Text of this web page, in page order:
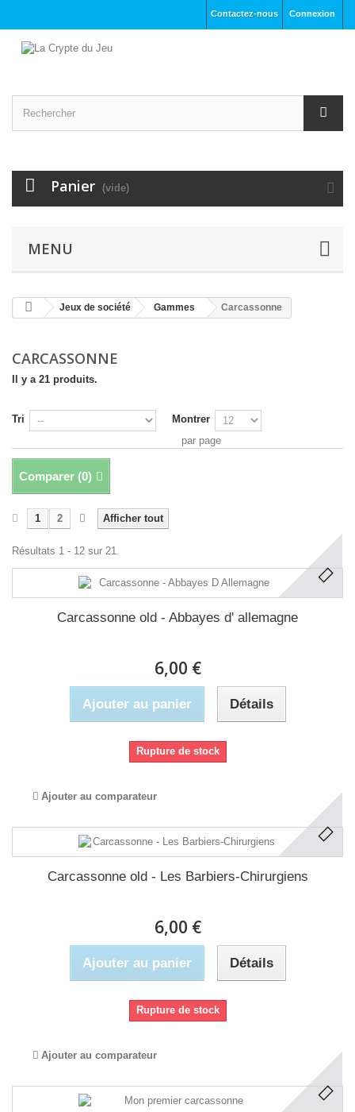
Connexion
Contactez-nous
Panier (vide)
MENU
Jeux de société Gammes Carcassonne
CARCASSONNE
Il y a 21 produits.
Tri
Montrer
par page
Comparer (0)
Afficher tout
1 2
Résultats 1 - 12 sur 21.
Carcassonne old - Abbayes d' allemagne
6,00 €
Ajouter au panier Détails
Rupture de stock
Ajouter au comparateur
Carcassonne old - Les Barbiers-Chirurgiens
6,00 €
Ajouter au panier Détails
Rupture de stock
Ajouter au comparateur